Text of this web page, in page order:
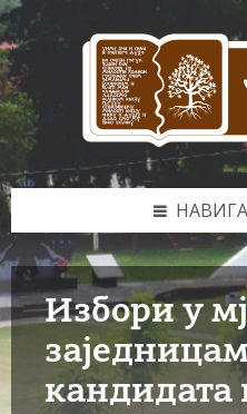
Skip
to
content
Skip
to
left
sidebar
Skip
to
footer
Избори у
кандидата